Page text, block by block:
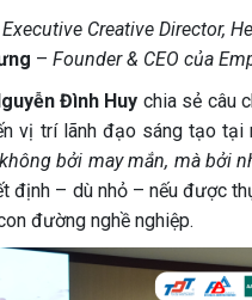
Executive Creative Director,
– Founder & CEO của
Đình Huy chia sẻ câu
vị trí lãnh đạo sáng tạo tại
bởi may mắn, mà bởi
định – dù nhỏ – nếu được
đường nghề nghiệp.